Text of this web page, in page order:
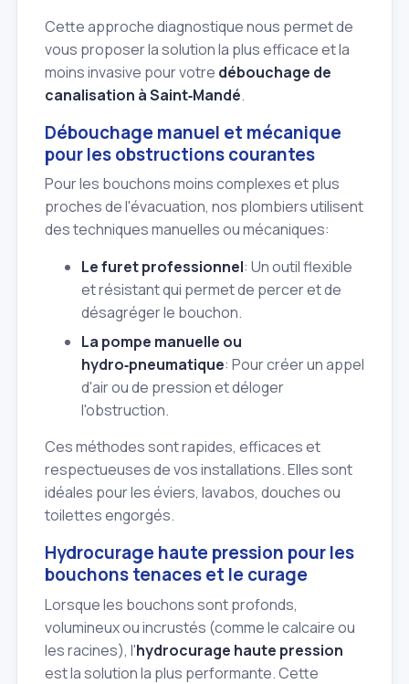
Cette approche diagnostique nous permet de
vous proposer la solution la plus efficace et la
moins invasive pour votre débouchage de
canalisation à Saint‑Mandé.
Débouchage manuel et mécanique
pour les obstructions courantes
Pour les bouchons moins complexes et plus
proches de l'évacuation, nos plombiers utilisent
des techniques manuelles ou mécaniques:
Le furet professionnel: Un outil flexible
et résistant qui permet de percer et de
désagréger le bouchon.
La pompe manuelle ou
hydro‑pneumatique: Pour créer un appel
d'air ou de pression et déloger
l'obstruction.
Ces méthodes sont rapides, efficaces et
respectueuses de vos installations. Elles sont
idéales pour les éviers, lavabos, douches ou
toilettes engorgés.
Hydrocurage haute pression pour les
bouchons tenaces et le curage
Lorsque les bouchons sont profonds,
volumineux ou incrustés (comme le calcaire ou
les racines), l'hydrocurage haute pression
est la solution la plus performante. Cette